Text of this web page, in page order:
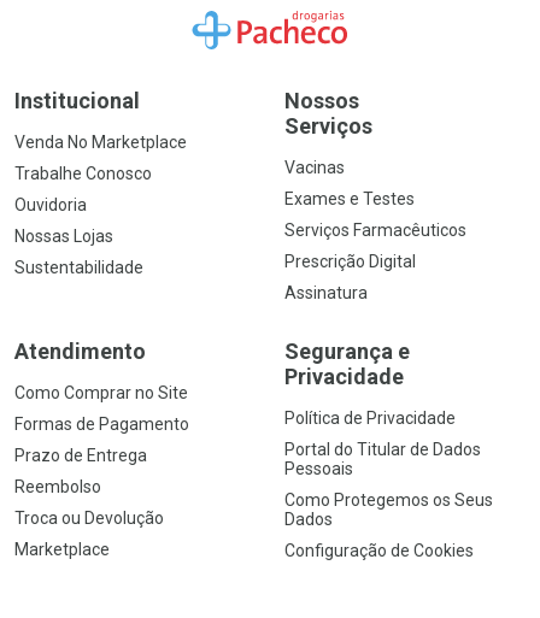
Ir para a Home
Institucional
Venda No Marketplace
Trabalhe Conosco
Ouvidoria
Nossas Lojas
Sustentabilidade
Nossos
Serviços
Vacinas
Exames e Testes
Serviços Farmacêuticos
Prescrição Digital
Assinatura
Atendimento
Como Comprar no Site
Formas de Pagamento
Prazo de Entrega
Reembolso
Troca ou Devolução
Marketplace
Segurança e
Privacidade
Política de Privacidade
Portal do Titular de Dados
Pessoais
Como Protegemos os Seus
Dados
Configuração de Cookies